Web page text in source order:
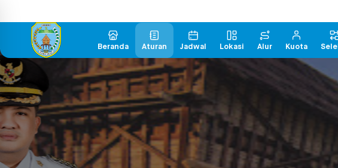
Beranda Aturan Jadwal Lokasi Alur Kuota